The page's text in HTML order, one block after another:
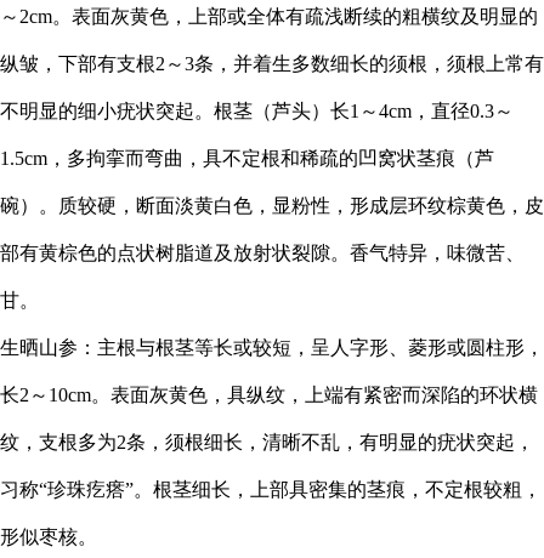
～2cm。表面灰黄色，上部或全体有疏浅断续的粗横纹及明显的
纵皱，下部有支根2～3条，并着生多数细长的须根，须根上常有
不明显的细小疣状突起。根茎（芦头）长1～4cm，直径0.3～
1.5cm，多拘挛而弯曲，具不定根和稀疏的凹窝状茎痕（芦
碗）。质较硬，断面淡黄白色，显粉性，形成层环纹棕黄色，皮
部有黄棕色的点状树脂道及放射状裂隙。香气特异，味微苦、
甘。
生晒山参：主根与根茎等长或较短，呈人字形、菱形或圆柱形，
长2～10cm。表面灰黄色，具纵纹，上端有紧密而深陷的环状横
纹，支根多为2条，须根细长，清晰不乱，有明显的疣状突起，
习称“珍珠疙瘩”。根茎细长，上部具密集的茎痕，不定根较粗，
形似枣核。